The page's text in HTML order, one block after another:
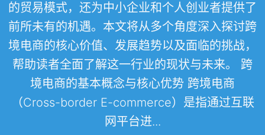
的贸易模式，还为中小企业和个人创业者提供了
前所未有的机遇。本文将从多个角度深入探讨跨
境电商的核心价值、发展趋势以及面临的挑战，
帮助读者全面了解这一行业的现状与未来。 跨
境电商的基本概念与核心优势 跨境电商
（Cross-border E-commerce）是指通过互联
网平台进...